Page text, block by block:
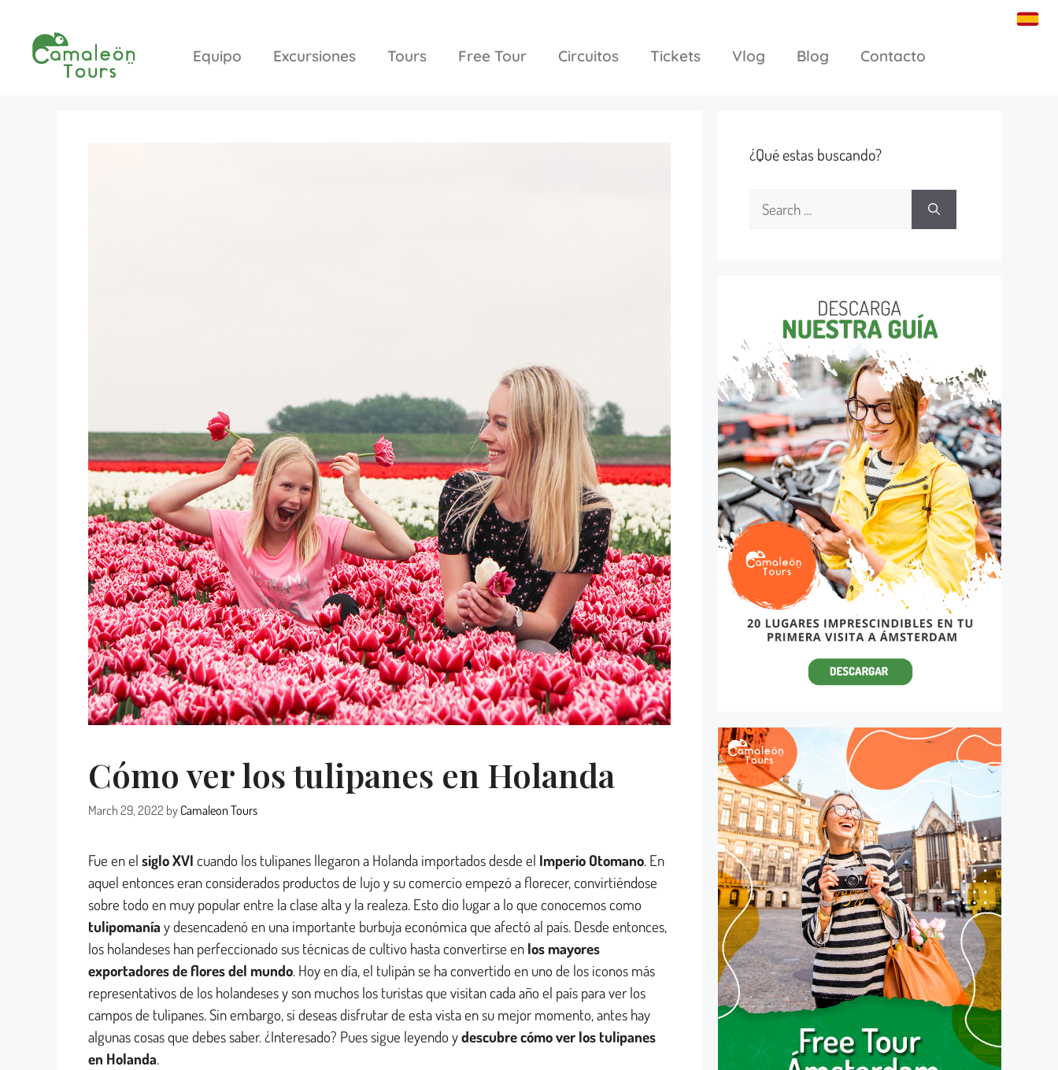
Equipo Excursiones Tours Free Tour Circuitos Tickets Vlog Blog Contacto
Cómo ver los tulipanes en Holanda
March 29, 2022 byCamaleon Tours
Fue en el siglo XVI cuando los tulipanes llegaron a Holanda importados desde el Imperio Otomano. En
aquel entonces eran considerados productos de lujo y su comercio empezó a florecer, convirtiéndose
sobre todo en muy popular entre la clase alta y la realeza. Esto dio lugar a lo que conocemos como
tulipomanía y desencadenó en una importante burbuja económica que afectó al país. Desde entonces,
los holandeses han perfeccionado sus técnicas de cultivo hasta convertirse en los mayores
exportadores de flores del mundo. Hoy en día, el tulipán se ha convertido en uno de los iconos más
representativos de los holandeses y son muchos los turistas que visitan cada año el país para ver los
campos de tulipanes. Sin embargo, si deseas disfrutar de esta vista en su mejor momento, antes hay
algunas cosas que debes saber. ¿Interesado? Pues sigue leyendo ydescubre cómo ver los tulipanes
en Holanda.
¿Qué estas buscando?